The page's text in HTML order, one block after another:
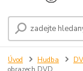
Úvod Hudba